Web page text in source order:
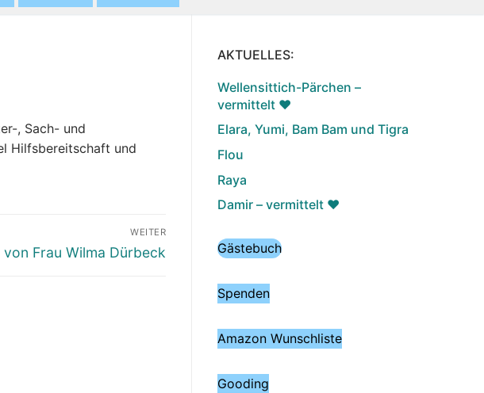
, Sach- und
Hilfsbereitschaft und
WEITER
von Frau Wilma Dürbeck
AKTUELLES:
Wellensittich-Pärchen –
vermittelt ♥️
Elara, Yumi, Bam Bam und Tigra
Flou
Raya
Damir – vermittelt ♥️
Gästebuch
Spenden
Amazon Wunschliste
Gooding